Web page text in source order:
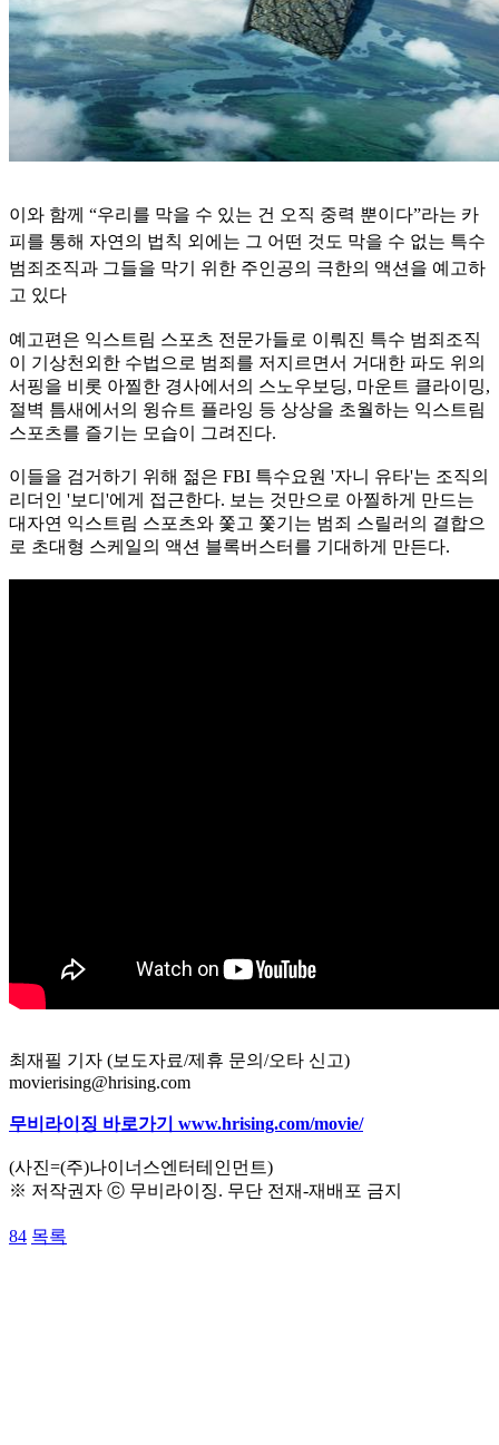
이와 함께 “우리를 막을 수 있는 건 오직 중력 뿐이다”라는 카
피를 통해 자연의 법칙 외에는 그 어떤 것도 막을 수 없는 특수
범죄조직과 그들을 막기 위한 주인공의 극한의 액션을 예고하
고 있다
예고편은 익스트림 스포츠 전문가들로 이뤄진 특수 범죄조직
이 기상천외한 수법으로 범죄를 저지르면서 거대한 파도 위의
서핑을 비롯 아찔한 경사에서의 스노우보딩, 마운트 클라이밍,
절벽 틈새에서의 윙슈트 플라잉 등 상상을 초월하는 익스트림
스포츠를 즐기는 모습이 그려진다.
이들을 검거하기 위해 젊은 FBI 특수요원 '자니 유타'는 조직의
리더인 '보디'에게 접근한다. 보는 것만으로 아찔하게 만드는
대자연 익스트림 스포츠와 쫓고 쫓기는 범죄 스릴러의 결합으
로 초대형 스케일의 액션 블록버스터를 기대하게 만든다.
최재필 기자 (보도자료/제휴 문의/오타 신고)
movierising@hrising.com
무비라이징 바로가기 www.hrising.com/movie/
(사진=(주)나이너스엔터테인먼트)
※ 저작권자 ⓒ 무비라이징. 무단 전재-재배포 금지
84 목록